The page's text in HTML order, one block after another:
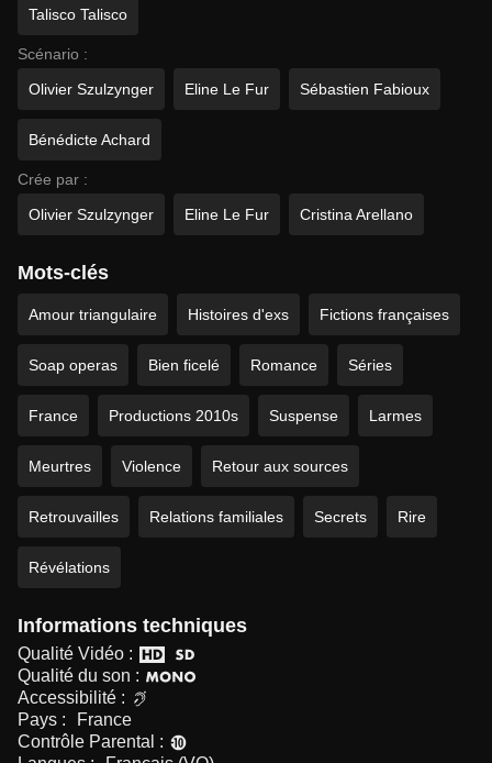
Talisco Talisco
Scénario :
Olivier Szulzynger
Eline Le Fur Sébastien Fabioux
Bénédicte Achard
Crée par :
Olivier Szulzynger
Eline Le Fur Cristina Arellano
Mots-clés
Amour triangulaire Histoires d'exs Fictions françaises
Soap operas Bien ficelé Romance Séries
France Productions 2010s Suspense Larmes
Meurtres Violence Retour aux sources
Retrouvailles Relations familiales Secrets Rire
Révélations
Informations techniques
Qualité Vidéo :
Qualité du son :
Accessibilité :
Pays :
France
Contrôle Parental :